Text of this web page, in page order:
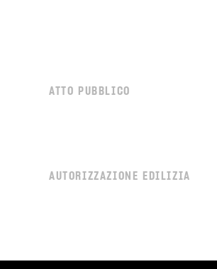
ATTO PUBBLICO
AUTORIZZAZIONE EDILIZIA